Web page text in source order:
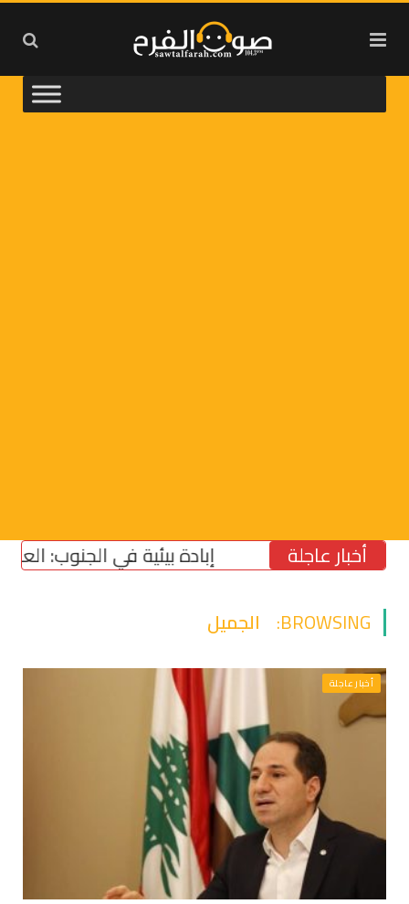
أخبار عاجلة إبادة بيئية في الجنوب: العدو يسرق
BROWSING: الجميل
أخبار عاجلة